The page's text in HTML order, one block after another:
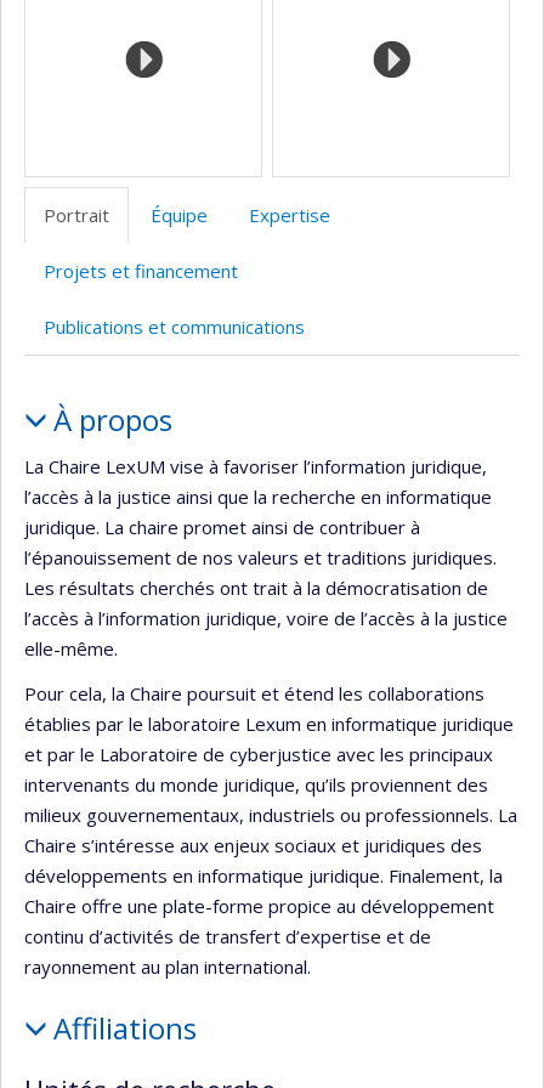
Portrait Équipe Expertise
Projets et financement
Publications et communications
Portrait
À propos
La Chaire LexUM vise à favoriser l’information juridique,
l’accès à la justice ainsi que la recherche en informatique
juridique. La chaire promet ainsi de contribuer à
l’épanouissement de nos valeurs et traditions juridiques.
Les résultats cherchés ont trait à la démocratisation de
l’accès à l’information juridique, voire de l’accès à la justice
elle-même.
Pour cela, la Chaire poursuit et étend les collaborations
établies par le laboratoire Lexum en informatique juridique
et par le Laboratoire de cyberjustice avec les principaux
intervenants du monde juridique, qu’ils proviennent des
milieux gouvernementaux, industriels ou professionnels. La
Chaire s’intéresse aux enjeux sociaux et juridiques des
développements en informatique juridique. Finalement, la
Chaire offre une plate-forme propice au développement
continu d’activités de transfert d’expertise et de
rayonnement au plan international.
Affiliations